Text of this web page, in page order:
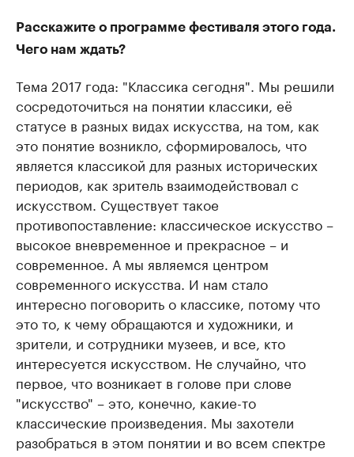
Расскажите о программе фестиваля этого года.
Чего нам ждать?
Тема 2017 года: "Классика сегодня". Мы решили
сосредоточиться на понятии классики, её
статусе в разных видах искусства, на том, как
это понятие возникло, сформировалось, что
является классикой для разных исторических
периодов, как зритель взаимодействовал с
искусством. Существует такое
противопоставление: классическое искусство –
высокое вневременное и прекрасное – и
современное. А мы являемся центром
современного искусства. И нам стало
интересно поговорить о классике, потому что
это то, к чему обращаются и художники, и
зрители, и сотрудники музеев, и все, кто
интересуется искусством. Не случайно, что
первое, что возникает в голове при слове
"искусство" – это, конечно, какие-то
классические произведения. Мы захотели
разобраться в этом понятии и во всем спектре